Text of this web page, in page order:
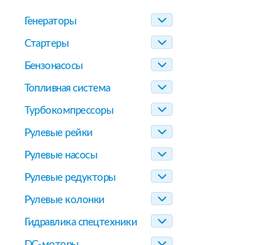
Генераторы
Стартеры
Бензонасосы
Топливная система
Турбокомпрессоры
Рулевые рейки
Рулевые насосы
Рулевые редукторы
Рулевые колонки
Гидравлика спецтехники